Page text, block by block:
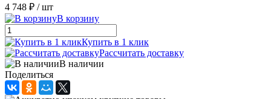
4 748 ₽ / шт
В корзину
Купить в 1 клик
Рассчитать доставку
В наличии
Поделиться